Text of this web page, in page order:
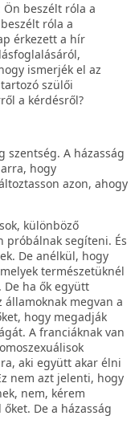
beszélt róla a
róla a
érkezett a hír
ismerjék el az
szülői
a kérdésről?
szentség. A házasság
hogy
azon, ahogy
különböző
próbálnak segíteni. És
De anélkül, hogy
természetüknél
De ha ők együtt
államoknak megvan a
hogy megadják
A franciáknak van
aki együtt akar élni
nem azt jelenti, hogy
nem, kérem
De a házasság